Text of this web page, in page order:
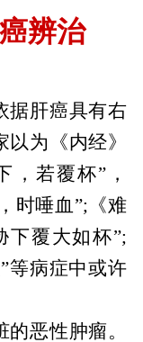
辨治
据肝癌具有右
以为《内经》
，若覆杯”，
时唾血”;《难
下覆大如杯”;
等病症中或许
恶性肿瘤。